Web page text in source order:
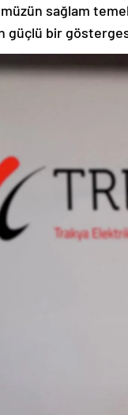
sağlam
güçlü bir